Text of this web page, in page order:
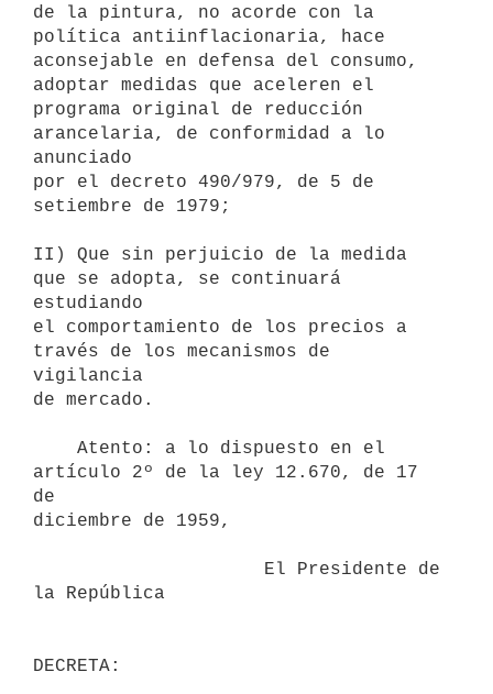
de la pintura, no acorde con la
política antiinflacionaria, hace
aconsejable en defensa del consumo,
adoptar medidas que aceleren el
programa original de reducción
arancelaria, de conformidad a lo
anunciado
por el decreto 490/979, de 5 de
setiembre de 1979;
II) Que sin perjuicio de la medida
que se adopta, se continuará
estudiando
el comportamiento de los precios a
través de los mecanismos de
vigilancia
de mercado.
artículo 2º de la ley 12.670, de 17
de
diciembre de 1959,
la República